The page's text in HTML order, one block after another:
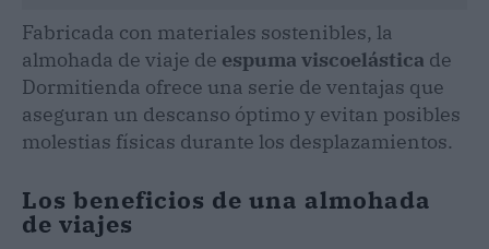
Fabricada con materiales sostenibles, la
almohada de viaje de espuma viscoelástica de
Dormitienda ofrece una serie de ventajas que
aseguran un descanso óptimo y evitan posibles
molestias físicas durante los desplazamientos.
Los beneficios de una almohada
de viajes